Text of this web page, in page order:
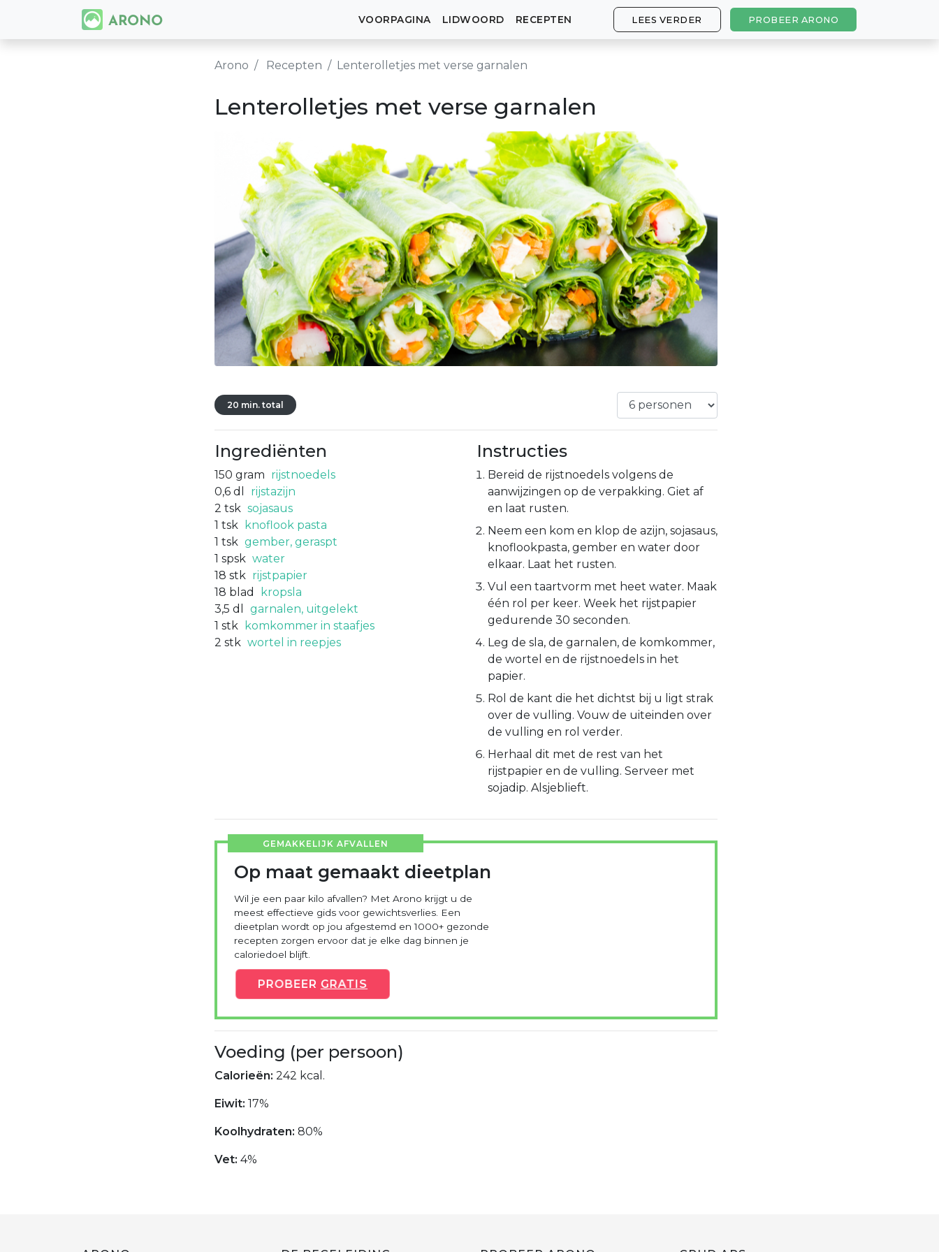
VOORPAGINA LIDWOORD RECEPTEN LEES VERDER PROBEER ARONO
Arono Recepten Lenterolletjes met verse garnalen
Lenterolletjes met verse garnalen
20 min. total
Ingrediënten
150 gram rijstnoedels
0,6 dl
rijstazijn
2 tsk sojasaus
1 tsk
knoflook pasta
1 tsk gember, geraspt
1 spsk water
18 stk rijstpapier
18 blad
kropsla
3,5 dl
garnalen, uitgelekt
1 stk
komkommer in staafjes
2 stk wortel in reepjes
Instructies
Bereid de rijstnoedels volgens de
aanwijzingen op de verpakking. Giet af
en laat rusten.
Neem een kom en klop de azijn, sojasaus,
knoflookpasta, gember en water door
elkaar. Laat het rusten.
Vul een taartvorm met heet water. Maak
één rol per keer. Week het rijstpapier
gedurende 30 seconden.
Leg de sla, de garnalen, de komkommer,
de wortel en de rijstnoedels in het
papier.
Rol de kant die het dichtst bij u ligt strak
over de vulling. Vouw de uiteinden over
de vulling en rol verder.
Herhaal dit met de rest van het
rijstpapier en de vulling. Serveer met
sojadip. Alsjeblieft.
GEMAKKELIJK AFVALLEN
Op maat gemaakt dieetplan
Wil je een paar kilo afvallen? Met Arono krijgt u de
meest effectieve gids voor gewichtsverlies. Een
dieetplan wordt op jou afgestemd en 1000+ gezonde
recepten zorgen ervoor dat je elke dag binnen je
caloriedoel blijft.
PROBEER GRATIS
Voeding (per persoon)
Calorieën: 242 kcal.
Eiwit: 17%
Koolhydraten: 80%
Vet: 4%